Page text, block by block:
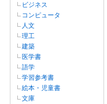
ビジネス
コンピュータ
人文
理工
建築
医学書
語学
学習参考書
絵本・児童書
文庫